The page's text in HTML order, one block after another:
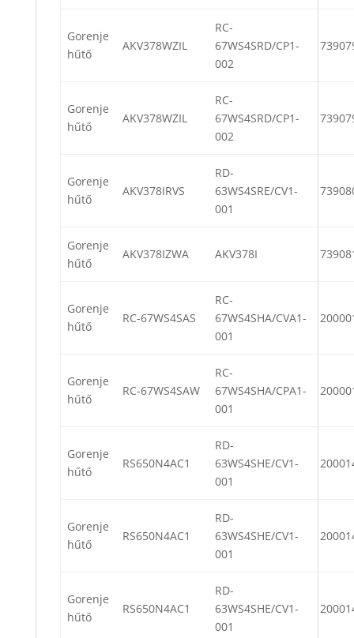
Gorenje
hűtő
AKV378WZIL
RC-
67WS4SRD/CP1-
002
Gorenje
hűtő
AKV378WZIL
RC-
67WS4SRD/CP1-
002
Gorenje
hűtő
AKV378IRVS
RD-
63WS4SRE/CV1-
001
Gorenje
hűtő
AKV378IZWA AKV378I
Gorenje
hűtő
RC-67WS4SAS
RC-
67WS4SHA/CVA1-
001
Gorenje
hűtő
RC-67WS4SAW
RC-
67WS4SHA/CPA1-
001
Gorenje
hűtő
RS650N4AC1
RD-
63WS4SHE/CV1-
001
Gorenje
hűtő
RS650N4AC1
RD-
63WS4SHE/CV1-
001
Gorenje
hűtő
RS650N4AC1
RD-
63WS4SHE/CV1-
001